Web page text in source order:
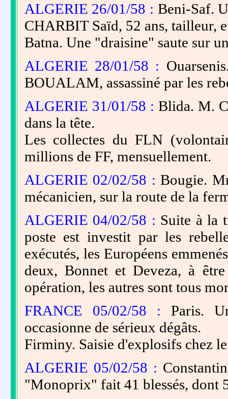
ALGERIE 26/01/58 : Beni-Saf.
CHARBIT Saïd, 52 ans, tailleur,
Batna. Une "draisine" saute sur
ALGERIE 28/01/58 :
BOUALAM, assassiné par les
ALGERIE 31/01/58 : Blida. M.
dans la tête.
Les collectes du FLN
millions de FF, mensuellement.
ALGERIE 02/02/58 : Bougie.
mécanicien, sur la route de la
ALGERIE 04/02/58 : Suite à la
poste est investit par les
exécutés, les Européens
deux, Bonnet et Deveza, à
opération, les autres sont tous
FRANCE 05/02/58 : Paris.
occasionne de sérieux dégâts.
Firminy. Saisie d'explosifs chez
ALGERIE 05/02/58 :
"Monoprix" fait 41 blessés, dont